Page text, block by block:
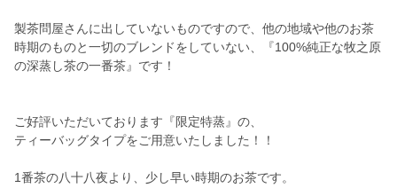
製茶問屋さんに出していないものですので、他の地域や他のお茶
時期のものと一切のブレンドをしていない、『100%純正な牧之原
の深蒸し茶の一番茶』です！
ご好評いただいております『限定特蒸』の、
ティーバッグタイプをご用意いたしました！！
1番茶の八十八夜より、少し早い時期のお茶です。